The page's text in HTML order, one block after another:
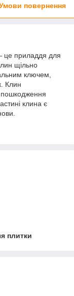
повернення
це приладдя для
щільно
ключем,
Клин
пошкодження
клина є
плитки